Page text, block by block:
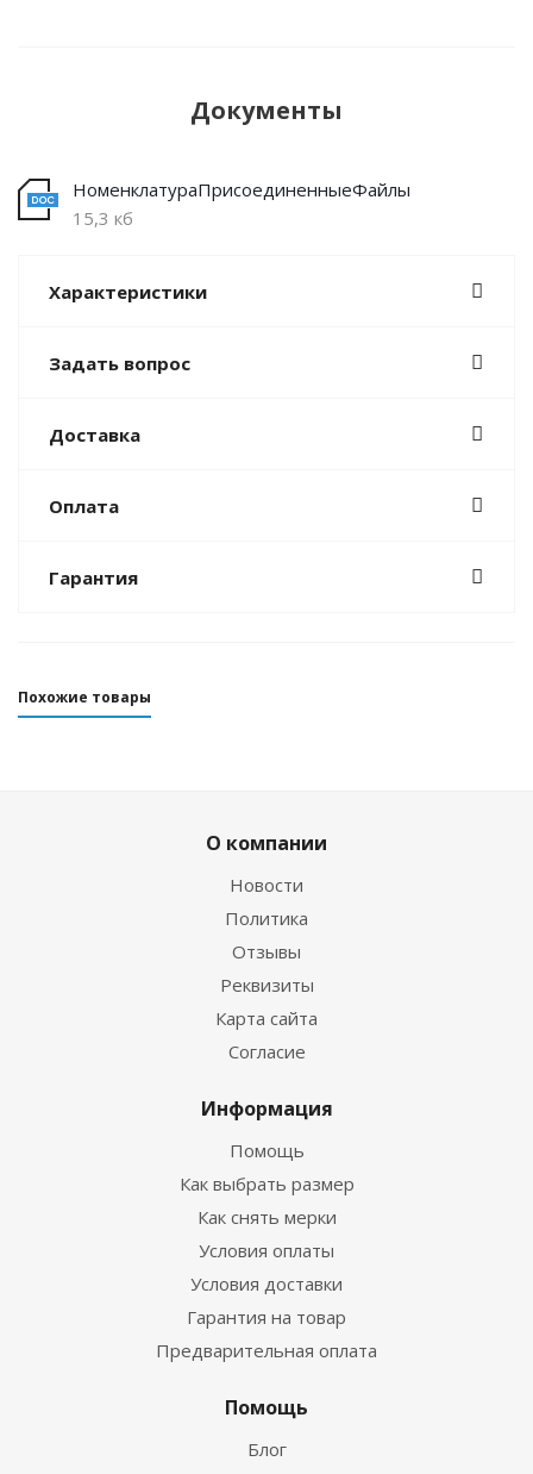
Документы
НоменклатураПрисоединенныеФайлы
15,3 кб
Характеристики
Задать вопрос
Доставка
Оплата
Гарантия
Похожие товары
открытая пора синий
Перчатки Hunter 5-палые 3мм ультраспан/
ультраспан синий
О компании
Новости
Политика
Отзывы
Реквизиты
Карта сайта
Согласие
Информация
Помощь
Как выбрать размер
Как снять мерки
Условия оплаты
Условия доставки
Гарантия на товар
Предварительная оплата
Помощь
Блог